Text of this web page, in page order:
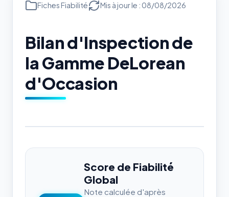
Fiches Fiabilité Mis à jour le : 08/08/2026
Bilan d'Inspection de
la Gamme DeLorean
d'Occasion
Score de Fiabilité
Global
Note calculée d'après